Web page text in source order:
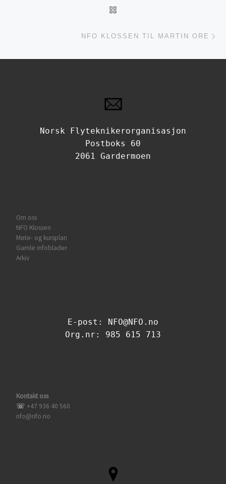
NFO KLOSSEN TIL MARTIN ORE
Norsk Flyteknikerorganisasjon
Postboks 60
2061 Gardermoen
Om oss
NFO Klossen
Møte- og kursplan
Gamle infoblader
Arkiv
E-post: NFO@NFO.no
Org.nr: 985 615 713
Kontakt oss
☏ +47 936 40 560
nfo@nfo.no